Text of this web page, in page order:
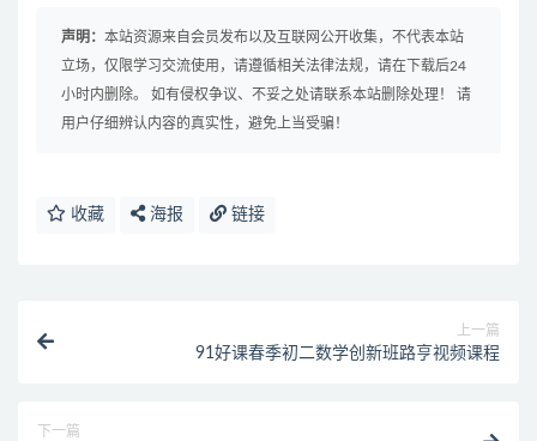
声明： 本站资源来自会员发布以及互联网公开收集，不代表本站
立场，仅限学习交流使用，请遵循相关法律法规，请在下载后24
小时内删除。 如有侵权争议、不妥之处请联系本站删除处理！ 请
用户仔细辨认内容的真实性，避免上当受骗！
收藏 海报 链接
上一篇
91好课春季初二数学创新班路亨视频课程
下一篇